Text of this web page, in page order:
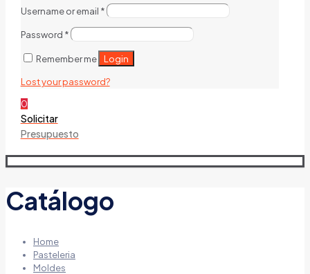
Username or email *
Password *
Remember me Login
Lost your password?
0
Solicitar
Presupuesto
Catálogo
Home
Pasteleria
Moldes